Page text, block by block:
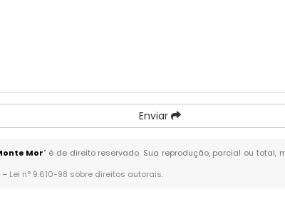
Enviar
Mor" é de direito reservado. Sua reprodução, parcial ou
– Lei n° 9.610-98 sobre direitos autorais.